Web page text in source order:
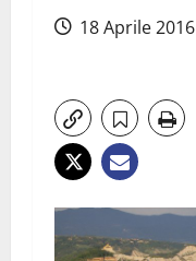
18 Aprile 2016